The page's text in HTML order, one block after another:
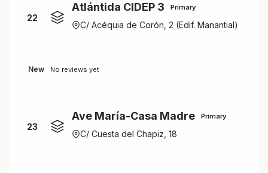
22
Atlántida CIDEP 3 Primary
C/ Acéquia de Corón, 2 (Edif. Manantial)
New No reviews yet
23
Ave María-Casa Madre Primary
C/ Cuesta del Chapiz, 18